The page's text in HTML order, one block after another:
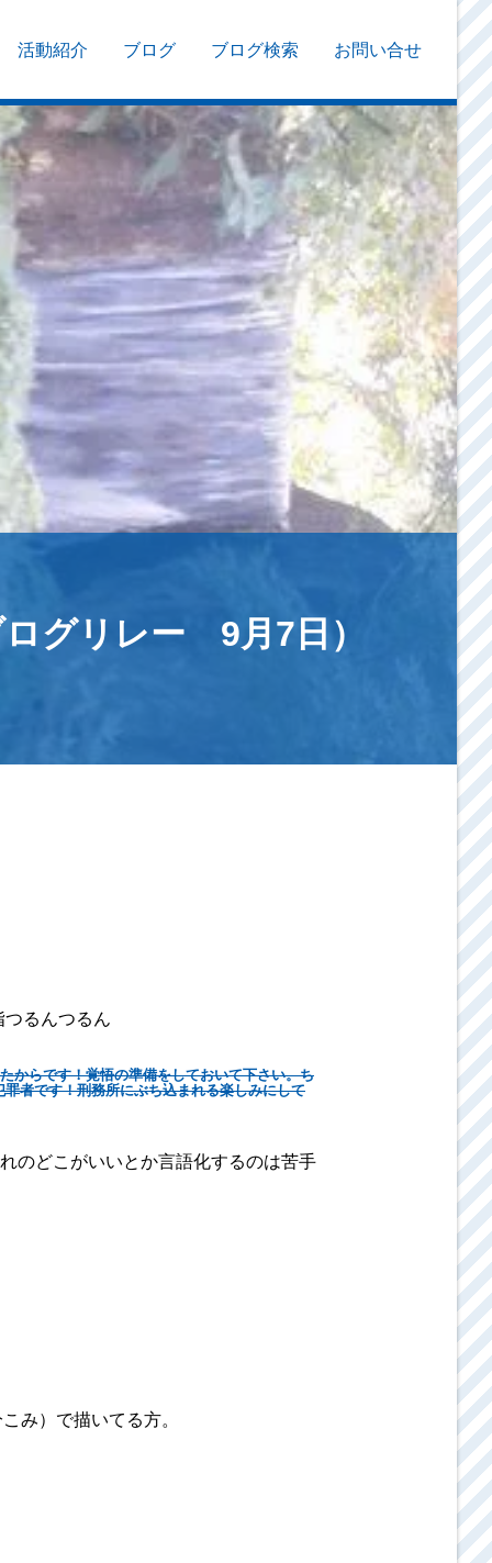
活動紹介 ブログ ブログ検索 お問い合せ
グリレー 9月7日）
るんつるん
からです！覚悟の準備をしておいて下さい。ち
者です！刑務所にぶち込まれる楽しみにして
のどこがいいとか言語化するのは苦手
み）で描いてる方。